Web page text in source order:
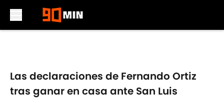
Las declaraciones de Fernando Ortiz
tras ganar en casa ante San Luis